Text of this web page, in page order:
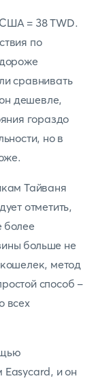
= 38 TWD.
по
сравнивать
дешевле,
гораздо
но в
Тайваня
отметить,
более
больше не
метод
способ -
всех
Easycard, и он